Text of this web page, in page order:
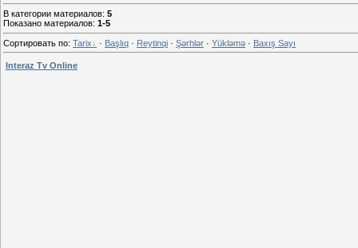
В категории материалов: 5
Показано материалов: 1-5
Сортировать по: Tarix · Başlıq · Reytinqi · Şərhlər · Yükləmə · Baxış Sayı
Interaz Tv Online